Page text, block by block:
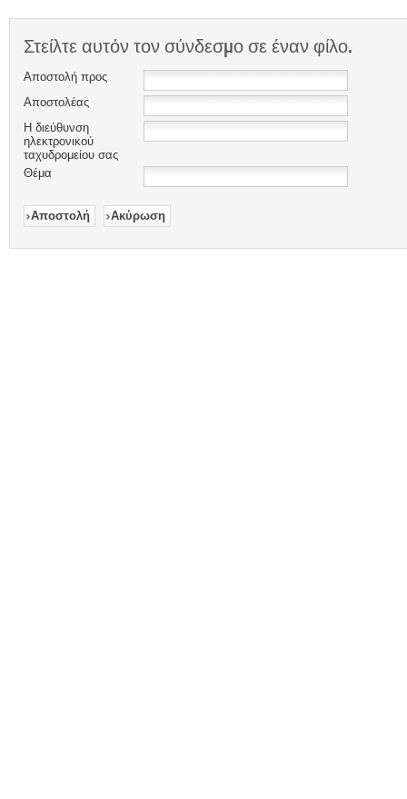
Στείλτε αυτόν τον σύνδεσμο σε έναν φίλο.
Αποστολή προς
Αποστολέας
Η διεύθυνση
ηλεκτρονικού
ταχυδρομείου σας
Θέμα
Αποστολή Ακύρωση